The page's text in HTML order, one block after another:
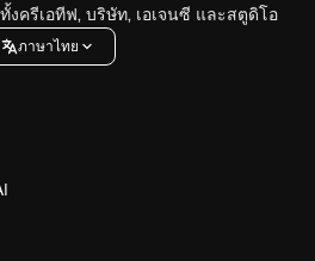
งครีเอทีฟ, บริษัท, เอเจนซี และสตูดิโอ
ภาษาไทย